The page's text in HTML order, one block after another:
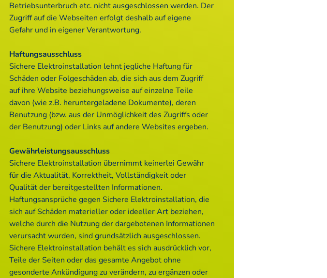
Betriebsunterbruch etc. nicht ausgeschlossen werden. Der
Zugriff auf die Webseiten erfolgt deshalb auf eigene
Gefahr und in eigener Verantwortung.
Haftungsausschluss
Sichere Elektroinstallation lehnt jegliche Haftung für
Schäden oder Folgeschäden ab, die sich aus dem Zugriff
auf ihre Website beziehungsweise auf einzelne Teile
davon (wie z.B. heruntergeladene Dokumente), deren
Benutzung (bzw. aus der Unmöglichkeit des Zugriffs oder
der Benutzung) oder Links auf andere Websites ergeben.
Gewährleistungsausschluss
Sichere Elektroinstallation übernimmt keinerlei Gewähr
für die Aktualität, Korrektheit, Vollständigkeit oder
Qualität der bereitgestellten Informationen.
Haftungsansprüche gegen Sichere Elektroinstallation, die
sich auf Schäden materieller oder ideeller Art beziehen,
welche durch die Nutzung der dargebotenen Informationen
verursacht wurden, sind grundsätzlich ausgeschlossen.
Sichere Elektroinstallation behält es sich ausdrücklich vor,
Teile der Seiten oder das gesamte Angebot ohne
gesonderte Ankündigung zu verändern, zu ergänzen oder